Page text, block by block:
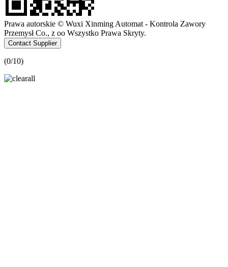
Prawa autorskie © Wuxi Xinming Automat - Kontrola Zawory
Przemysł Co., z oo Wszystko Prawa Skryty.
Contact Supplier
(0/10)